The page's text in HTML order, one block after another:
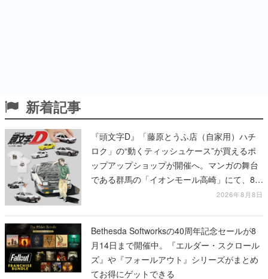
新着記事
『頭文字D』「藤原とうふ店（自家用）ハチ
ロク」の“動くティッシュケース”が買えるポ
ップアップショップが開催へ。マンガの舞台
である群馬の「イオンモール高崎」にて、8月
11日から8月20日までの期間限定で開催予定
2026年8月8日
Bethesda Softworksの40周年記念セールが8
月14日まで開催中。『エルダー・スクロール
ズ』や『フォールアウト』シリーズがまとめ
てお得にゲットできる